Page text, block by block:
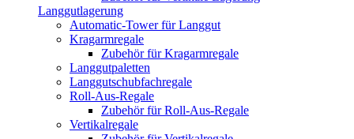
Langgutlagerung
Automatic-Tower für Langgut
Kragarmregale
Zubehör für Kragarmregale
Langgutpaletten
Langgutschubfachregale
Roll-Aus-Regale
Zubehör für Roll-Aus-Regale
Vertikalregale